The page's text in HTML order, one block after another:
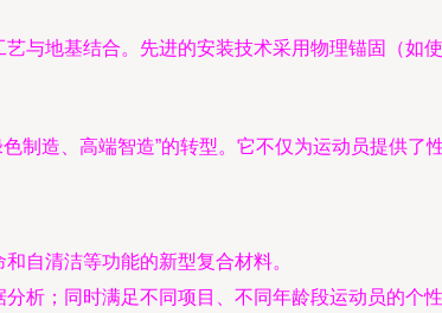
与地基结合。先进的安装技术采用物理锚固（如
制造、高端智造”的转型。它不仅为运动员提供
自清洁等功能的新型复合材料。
析；同时满足不同项目、不同年龄段运动员的个性